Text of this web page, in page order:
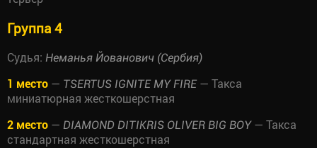
Группа 4
Судья: Неманья Йованович (Сербия)
1 место — TSERTUS IGNITE MY FIRE — Такса
миниатюрная жесткошерстная
2 место — DIAMOND DITIKRIS OLIVER BIG BOY— Такса
стандартная жесткошерстная